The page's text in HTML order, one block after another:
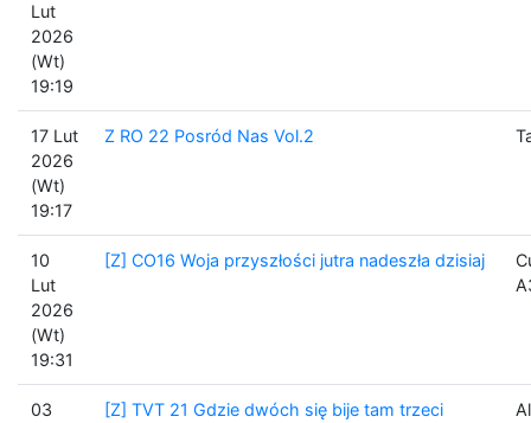
Lut
2026
(Wt)
19:19
17 Lut
2026
(Wt)
19:17
Z RO 22 Posród Nas Vol.2
10
Lut
2026
(Wt)
19:31
[Z] CO16 Woja przyszłości jutra nadeszła dzisiaj
03
[Z] TVT 21 Gdzie dwóch się bije tam trzeci